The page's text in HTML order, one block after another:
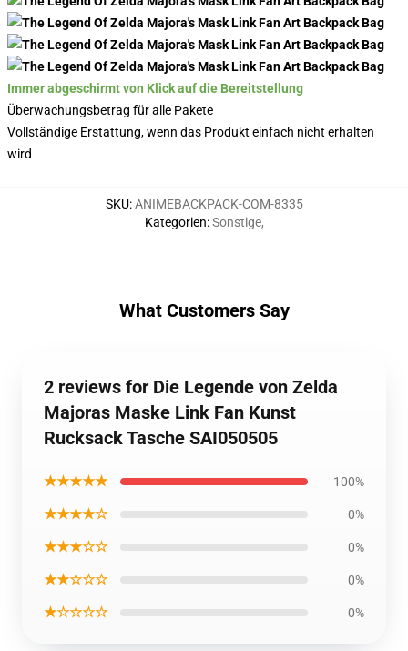
Immer abgeschirmt von Klick auf die Bereitstellung
Überwachungsbetrag für alle Pakete
Vollständige Erstattung, wenn das Produkt einfach nicht erhalten
wird
SKU:ANIMEBACKPACK-COM-8335
Kategorien:Sonstige,
What Customers Say
2 reviews for Die Legende von Zelda
Majoras Maske Link Fan Kunst
Rucksack Tasche SAI050505
★★★★★ 100%
★★★★☆ 0%
★★★☆☆ 0%
★★☆☆☆ 0%
★☆☆☆☆ 0%